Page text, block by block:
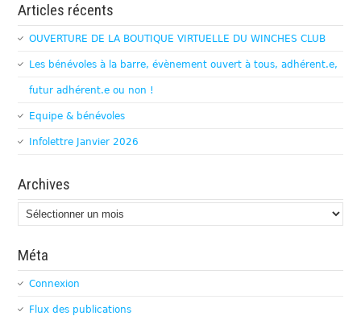
Articles récents
OUVERTURE DE LA BOUTIQUE VIRTUELLE DU WINCHES CLUB
Les bénévoles à la barre, évènement ouvert à tous, adhérent.e,
futur adhérent.e ou non !
Equipe & bénévoles
Infolettre Janvier 2026
Archives
Archives
Méta
Connexion
Flux des publications